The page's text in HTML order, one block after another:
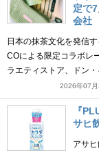
定で
会社
日本の抹茶文化を発信
COによる限定コラボレ
ラエティストア、ドン
2026年07
『
サヒ
アサ